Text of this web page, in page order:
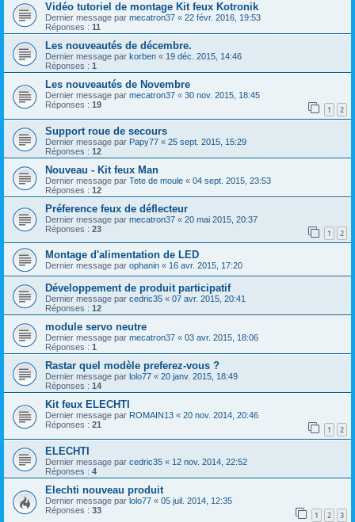
Vidéo tutoriel de montage Kit feux Kotronik
Dernier message par mecatron37 « 22 févr. 2016, 19:53
Réponses : 11
Les nouveautés de décembre.
Dernier message par korben « 19 déc. 2015, 14:46
Réponses : 1
Les nouveautés de Novembre
Dernier message par mecatron37 « 30 nov. 2015, 18:45
Réponses : 19 1 2
Support roue de secours
Dernier message par Papy77 « 25 sept. 2015, 15:29
Réponses : 12
Nouveau - Kit feux Man
Dernier message par Tete de moule « 04 sept. 2015, 23:53
Réponses : 12
Préference feux de déflecteur
Dernier message par mecatron37 « 20 mai 2015, 20:37
Réponses : 23 1 2
Montage d'alimentation de LED
Dernier message par ophanin « 16 avr. 2015, 17:20
Développement de produit participatif
Dernier message par cedric35 « 07 avr. 2015, 20:41
Réponses : 12
module servo neutre
Dernier message par mecatron37 « 03 avr. 2015, 18:06
Réponses : 1
Rastar quel modèle preferez-vous ?
Dernier message par lolo77 « 20 janv. 2015, 18:49
Réponses : 14
Kit feux ELECHTI
Dernier message par ROMAIN13 « 20 nov. 2014, 20:46
Réponses : 21 1 2
ELECHTI
Dernier message par cedric35 « 12 nov. 2014, 22:52
Réponses : 4
Elechti nouveau produit
Dernier message par lolo77 « 05 juil. 2014, 12:35
Réponses : 33 1 2 3